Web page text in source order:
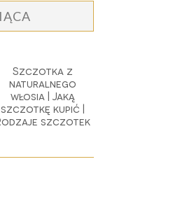
Szczotka z
naturalnego
włosia | Jaką
szczotkę kupić |
szczotek